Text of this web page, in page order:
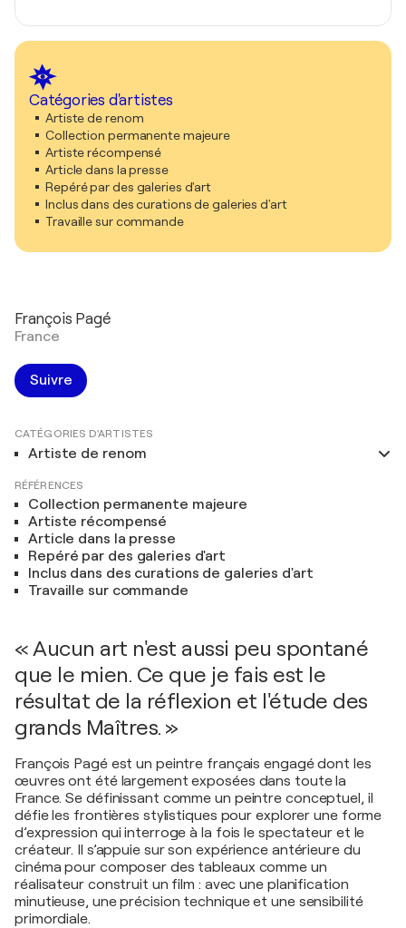
Catégories d'artistes
Artiste de renom
Collection permanente majeure
Artiste récompensé
Article dans la presse
Repéré par des galeries d'art
Inclus dans des curations de galeries d'art
Travaille sur commande
François Pagé
France
Suivre
CATÉGORIES D'ARTISTES
Artiste de renom
RÉFÉRENCES
Collection permanente majeure
Artiste récompensé
Article dans la presse
Repéré par des galeries d'art
Inclus dans des curations de galeries d'art
Travaille sur commande
« Aucun art n'est aussi peu spontané
que le mien. Ce que je fais est le
résultat de la réflexion et l'étude des
grands Maîtres. »
François Pagé est un peintre français engagé dont les
œuvres ont été largement exposées dans toute la
France. Se définissant comme un peintre conceptuel, il
défie les frontières stylistiques pour explorer une forme
d’expression qui interroge à la fois le spectateur et le
créateur. Il s’appuie sur son expérience antérieure du
cinéma pour composer des tableaux comme un
réalisateur construit un film : avec une planification
minutieuse, une précision technique et une sensibilité
primordiale.